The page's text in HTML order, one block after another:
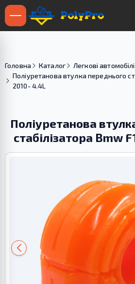
Головна Каталог Легкові автомобілі
Поліуретанова втулка переднього
2010- 4.4L
Поліуретанова
стабілізатора Bmw